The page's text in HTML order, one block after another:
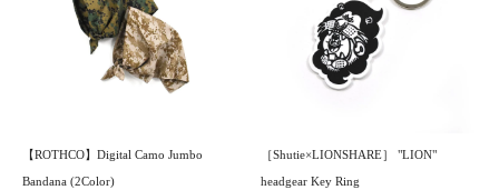
【ROTHCO】Digital Camo Jumbo
Bandana (2Color)
［Shutie×LIONSHARE］ "LION"
headgear Key Ring